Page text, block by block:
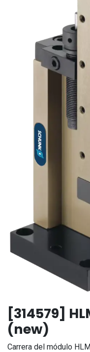
[314579]
(new)
Carrera del módulo